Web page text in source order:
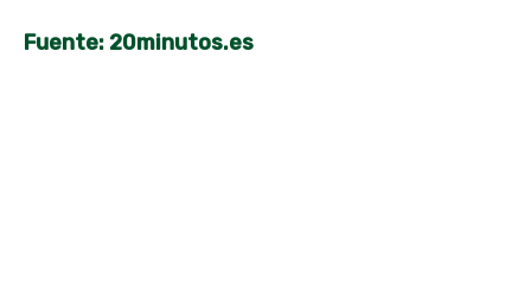
Fuente: 20minutos.es